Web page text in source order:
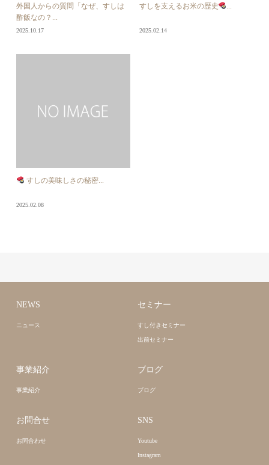
外国人からの質問「なぜ、すしは
酢飯なの？...
2025.10.17
すしを支えるお米の歴史
2025.02.14
すしの美味しさの秘密...
2025.02.08
NEWS
ニュース
セミナー
すし付きセミナー
出前セミナー
事業紹介
事業紹介
ブログ
ブログ
お問合せ
お問合わせ
SNS
Youtube
Instagram